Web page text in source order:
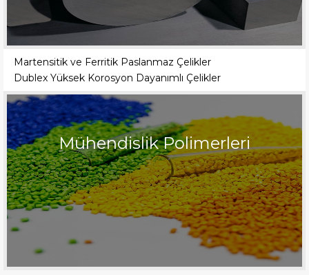
Martensitik ve Ferritik Paslanmaz Çelikler
Dublex Yüksek Korosyon Dayanımlı Çelikler
Mühendislik Polimerleri